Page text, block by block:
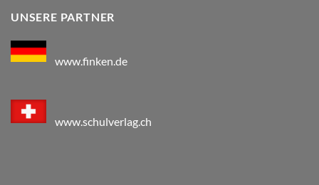
UNSERE PARTNER
www.finken.de
www.schulverlag.ch